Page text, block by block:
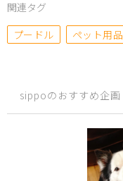
関連タグ
プードル
ペット用品
sippoのおすすめ企画